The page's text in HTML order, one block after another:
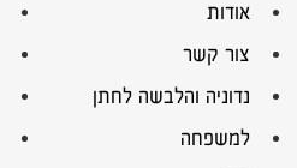
אודות
צור קשר
נדוניה והלבשה לחתן
למשפחה